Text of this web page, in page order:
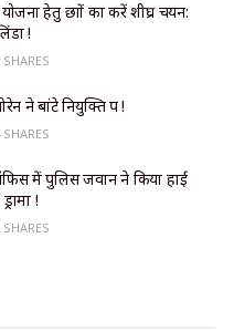
योजना हेतु छात्रों का करें शीघ्र चयन:
!
SHARES
ने बांटे नियुक्ति पत्र !
SHARES
में पुलिस जवान ने किया हाई
!
SHARES